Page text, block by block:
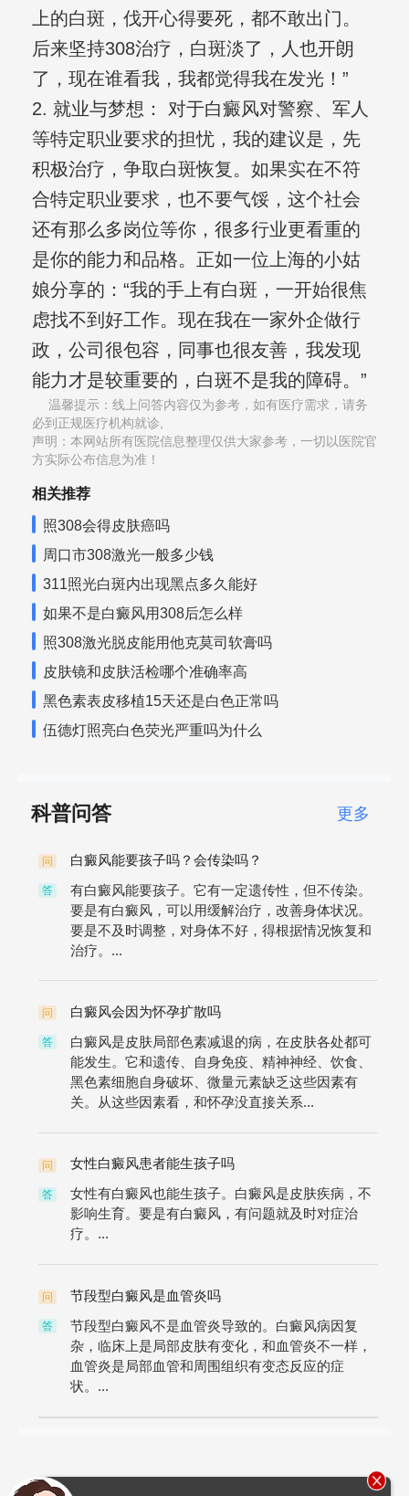
上的白斑，伐开心得要死，都不敢出门。
后来坚持308治疗，白斑淡了，人也开朗
了，现在谁看我，我都觉得我在发光！”
2. 就业与梦想： 对于白癜风对警察、军人
等特定职业要求的担忧，我的建议是，先
积极治疗，争取白斑恢复。如果实在不符
合特定职业要求，也不要气馁，这个社会
还有那么多岗位等你，很多行业更看重的
是你的能力和品格。正如一位上海的小姑
娘分享的：“我的手上有白斑，一开始很焦
虑找不到好工作。现在我在一家外企做行
政，公司很包容，同事也很友善，我发现
能力才是较重要的，白斑不是我的障碍。”
温馨提示：线上问答内容仅为参考，如有医疗需求，请务
必到正规医疗机构就诊,
声明：本网站所有医院信息整理仅供大家参考，一切以医院官
方实际公布信息为准！
相关推荐
照308会得皮肤癌吗
周口市308激光一般多少钱
311照光白斑内出现黑点多久能好
如果不是白癜风用308后怎么样
照308激光脱皮能用他克莫司软膏吗
皮肤镜和皮肤活检哪个准确率高
黑色素表皮移植15天还是白色正常吗
伍德灯照亮白色荧光严重吗为什么
科普问答 更多
问 白癜风能要孩子吗？会传染吗？
答
有白癜风能要孩子。它有一定遗传性，但不传染。
要是有白癜风，可以用缓解治疗，改善身体状况。
要是不及时调整，对身体不好，得根据情况恢复和
治疗。...
问 白癜风会因为怀孕扩散吗
答
白癜风是皮肤局部色素减退的病，在皮肤各处都可
能发生。它和遗传、自身免疫、精神神经、饮食、
黑色素细胞自身破坏、微量元素缺乏这些因素有
关。从这些因素看，和怀孕没直接关系...
问 女性白癜风患者能生孩子吗
答
女性有白癜风也能生孩子。白癜风是皮肤疾病，不
影响生育。要是有白癜风，有问题就及时对症治
疗。...
问 节段型白癜风是血管炎吗
答
节段型白癜风不是血管炎导致的。白癜风病因复
杂，临床上是局部皮肤有变化，和血管炎不一样，
血管炎是局部血管和周围组织有变态反应的症
状。...